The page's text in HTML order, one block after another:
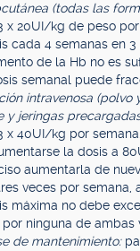
(todas las
x 20UI/kg de peso
cada 4 semanas en
de la Hb no es
semanal puede
intravenosa (polvo
y jeringas
x 40UI/kg por
la dosis a
aumentarla de
veces por semana,
máxima no debe
ninguna de ambas
de mantenimiento: